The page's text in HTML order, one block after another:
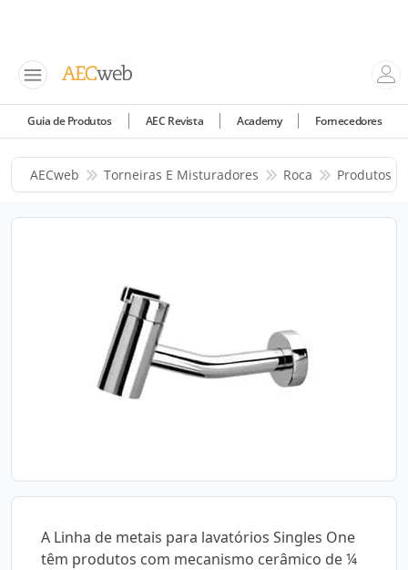
Guia de Produtos AEC Revista Academy Fornecedores
AECweb Torneiras E Misturadores Roca Produtos
A Linha de metais para lavatórios Singles One
têm produtos com mecanismo cerâmico de ¼